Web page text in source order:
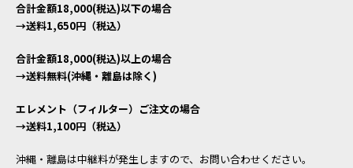
合計金額18,000(税込)以下の場合
→送料1,650円（税込）
合計金額18,000(税込)以上の場合
→送料無料(沖縄・離島は除く)
エレメント（フィルター）ご注文の場合
→送料1,100円（税込）
沖縄・離島は中継料が発生しますので、お問い合わせください。